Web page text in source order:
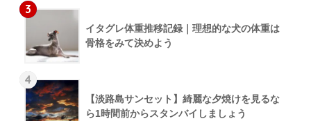
3
イタグレ体重推移記録｜理想的な犬の体重は
骨格をみて決めよう
4
【淡路島サンセット】綺麗な夕焼けを見るな
ら1時間前からスタンバイしましょう